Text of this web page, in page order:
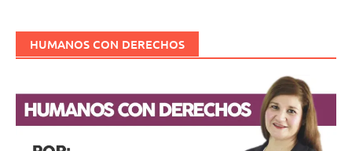
HUMANOS CON DERECHOS